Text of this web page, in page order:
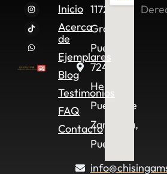
Inicio
Acerca
de
Ejemplares
Blog
Testimonios
FAQ
Contacto
11722,
Granjas
Puebla,
72490
Heroica
Puebla de
Zaragoza,
Pue.